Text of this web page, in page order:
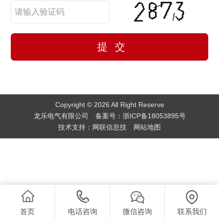
Copyright © 2026 All Right Reserve
龙乐电气有限公司 备案号： 浙ICP备18053895号
技术支持： 网联信息技 网站地图
首页 电话咨询 微信咨询 联系我们